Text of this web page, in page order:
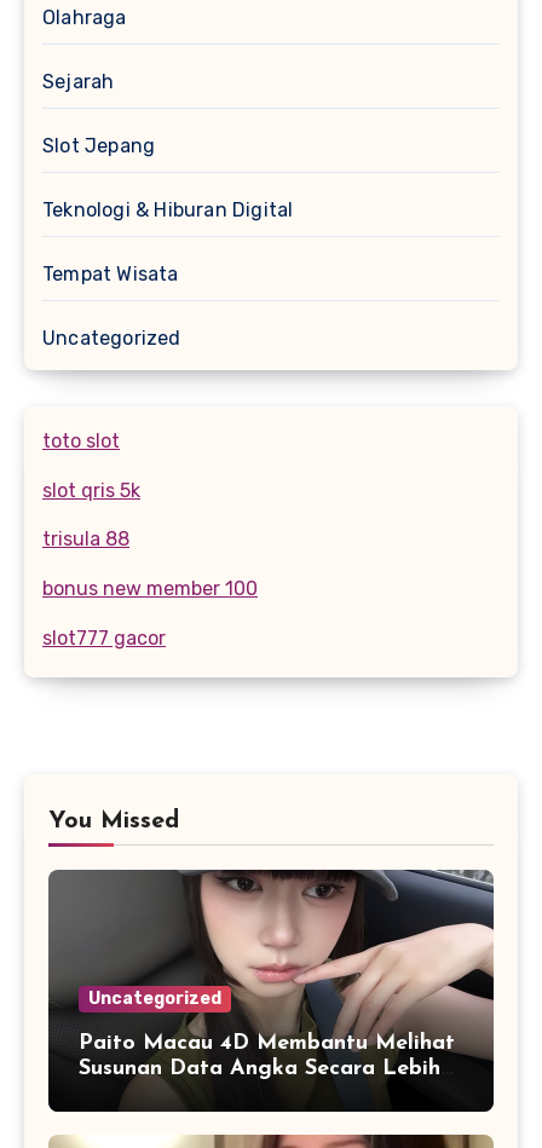
Olahraga
Sejarah
Slot Jepang
Teknologi & Hiburan Digital
Tempat Wisata
Uncategorized
toto slot
slot qris 5k
trisula 88
bonus new member 100
slot777 gacor
You Missed
Uncategorized
Paito Macau 4D Membantu Melihat
Susunan Data Angka Secara Lebih
Praktis dan Efisien